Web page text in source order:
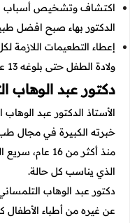
اكتشاف وتشخيص أسباب
الدكتور بهاء صبح افضل
إعطاء التطعيمات اللازمة
ولادة الطفل حتى بلوغه 13 عام.
دكتور عبد الوهاب
الأستاذ الدكتور عبد
خبرته الكبيرة في مجال طب
منذ أكثر من 16
الذي يناسب كل حالة.
دكتور عبد الوهاب
عن غيره من أطباء